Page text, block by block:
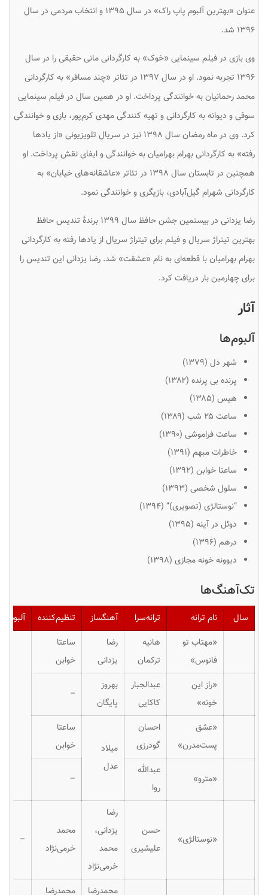
عنوان «بهترین آلبوم پاپ راک» در سال ۱۳۹۵ و انتخاب مردمی در سال
۱۳۹۶ شد.
وی بازی در فیلم سینمایی «خوک» به کارگردانی مانی حقیقی را در سال
۱۳۹۶ تجربه نمود. او در سال ۱۳۹۷ در تئاتر «چند مسافر» به کارگردانی
محمد رحمانیان به خوانندگی پرداخت. او در همین سال در فیلم سینمایی
سوفی و دیوانه به کارگردانی و تهیه کنندگی مهدی کرم‌پور، بازی و خوانندگی
کرد. وی در ماه رمضان سال ۱۳۹۸ نیز در سریال تلویزیونی «از یادها
رفته» به کارگردانی بهرام بهرامیان به خوانندگی و ایفای نقش پرداخت. او
همچنین در تابستان سال ۱۳۹۸ در تئاتر «عاشقانه‌های خیابان» به
کارگردانی شهرام گیل‌آبادی، بازیگری و خوانندگی نمود.
رضا یزدانی در بیستمین جشن حافظ سال ۱۳۹۹ برندهٔ تندیس حافظ
بهترین تیتراژ سریال و فیلم برای تیتراژ سریال از یادها رفته به کارگردانی
بهرام بهرامیان با قطعه‌ای به نام «عشقت» شد. رضا یزدانی این تندیس را
برای چهارمین بار دریافت کرد.
آثار
آلبوم‌ها
شهر دل (۱۳۷۹)
پرنده بی پرنده (۱۳۸۲)
هیس (۱۳۸۵)
ساعت ۲۵ شب
(۱۳۸۹)
ساعت فراموشی (۱۳۹۰)
خاطرات مبهم (۱۳۹۱)
ساعتا خوابن (۱۳۹۲)
سلول شخصی (۱۳۹۳)
“نوستالژی (تصویری)” (۱۳۹۴)
دوئل در آینه (۱۳۹۵)
درهم (۱۳۹۶)
دیوونه خونه مجازی (۱۳۹۸)
تک‌آهنگ‌ها
سال نام ترانه ترانه‌سرا آهنگساز تنظیم‌کننده
آلبوم
«مهتاب تو
فانوس»
هانیه
ترکمان
رضا
یزدانی
ساعتا
خوابن
«راز این
خونه»
عبدالجبار
کاکایی
بهروز
پایگان
–
«عشق
پست‌مدرن»
احسان
گودرزی
میلاد
عدل
ساعتا
خوابن
«مترو»
عبدالله
روا
–
«نوستالژی»
حسن
علیشیری
رضا
یزدانی،
محمد
خرمی‌نژاد
محمد
خرمی‌نژاد
–
محمدرضا محمدرضا